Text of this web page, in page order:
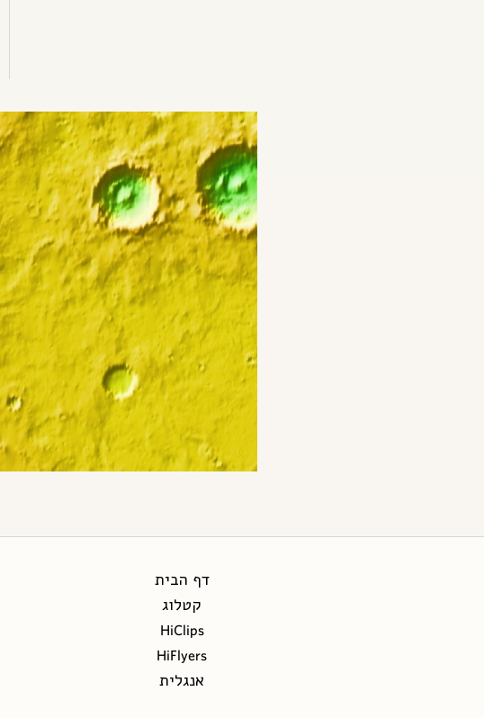
דף הבית
קטלוג
HiClips
HiFlyers
אנגלית